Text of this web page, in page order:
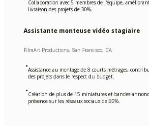
Collaboration avec 5 membres de l'équipe,
livraison des projets de 30%.
Assistante monteuse vidéo stagiaire
FilmArt Productions, San Francisco, CA
•Assistance au montage de 8 courts métrages,
des projets dans le respect du budget.
•Création de plus de 15 miniatures et bandes-
présence sur les réseaux sociaux de 60%.